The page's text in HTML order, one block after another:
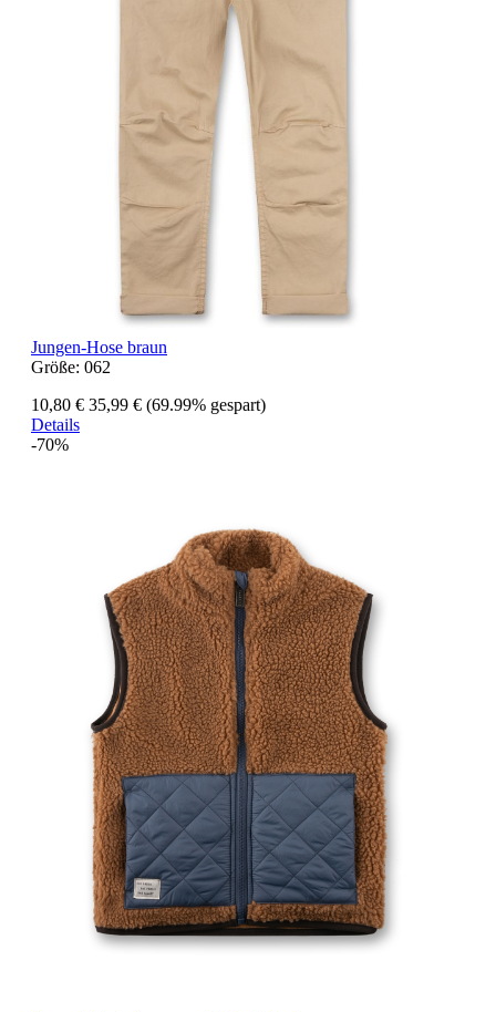
Jungen-Hose braun
Größe: 062
10,80 € 35,99 € (69.99% gespart)
Details
-70%